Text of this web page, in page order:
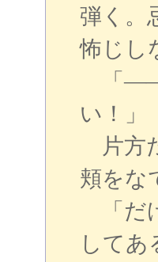
弾く。
怖じし
「
い！」
片方
頬をな
「だ
して